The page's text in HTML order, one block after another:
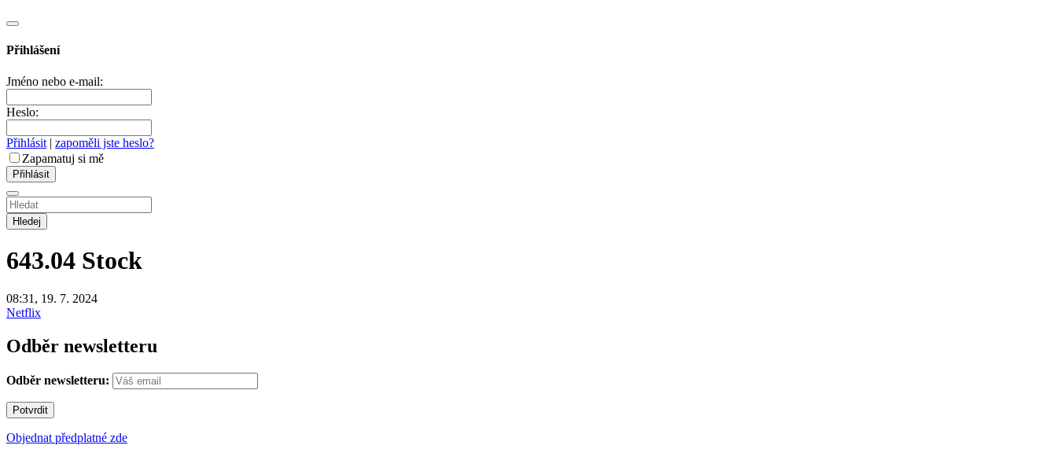
Přihlášení
Jméno nebo e-mail:
Heslo:
Přihlásit | zapoměli jste heslo?
Zapamatuj si mě
Hledej
643.04 Stock
08:31, 19. 7. 2024
Netflix
Odběr newsletteru
Odběr newsletteru:
Objednat předplatné zde